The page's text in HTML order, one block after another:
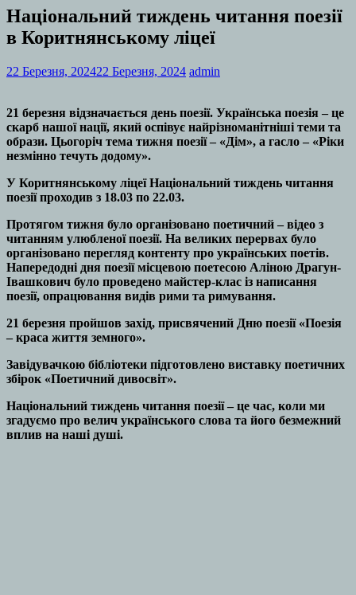
Національний тиждень читання поезії
в Коритнянському ліцеї
22 Березня, 202422 Березня, 2024 admin
21 березня відзначається день поезії. Українська поезія – це
скарб нашої нації, який оспівує найрізноманітніші теми та
образи. Цьогоріч тема тижня поезії – «Дім», а гасло – «Ріки
незмінно течуть додому».
У Коритнянському ліцеї Національний тиждень читання
поезії проходив з 18.03 по 22.03.
Протягом тижня було організовано поетичний – відео з
читанням улюбленої поезії. На великих перервах було
організовано перегляд контенту про українських поетів.
Напередодні дня поезії місцевою поетесою Аліною Драгун-
Івашкович було проведено майстер-клас із написання
поезії, опрацювання видів рими та римування.
21 березня пройшов захід, присвячений Дню поезії «Поезія
– краса життя земного».
Завідувачкою бібліотеки підготовлено виставку поетичних
збірок «Поетичний дивосвіт».
Національний тиждень читання поезії – це час, коли ми
згадуємо про велич українського слова та його безмежний
вплив на наші душі.